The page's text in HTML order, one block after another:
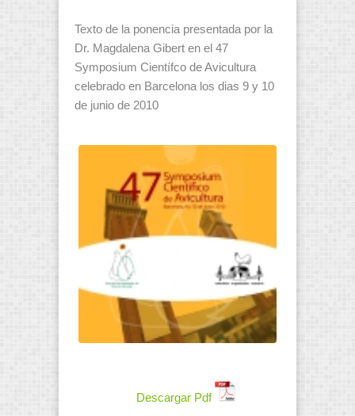
Texto de la ponencia presentada por la
Dr. Magdalena Gibert en el 47
Symposium Científco de Avicultura
celebrado en Barcelona los dias 9 y 10
de junio de 2010
Descargar Pdf